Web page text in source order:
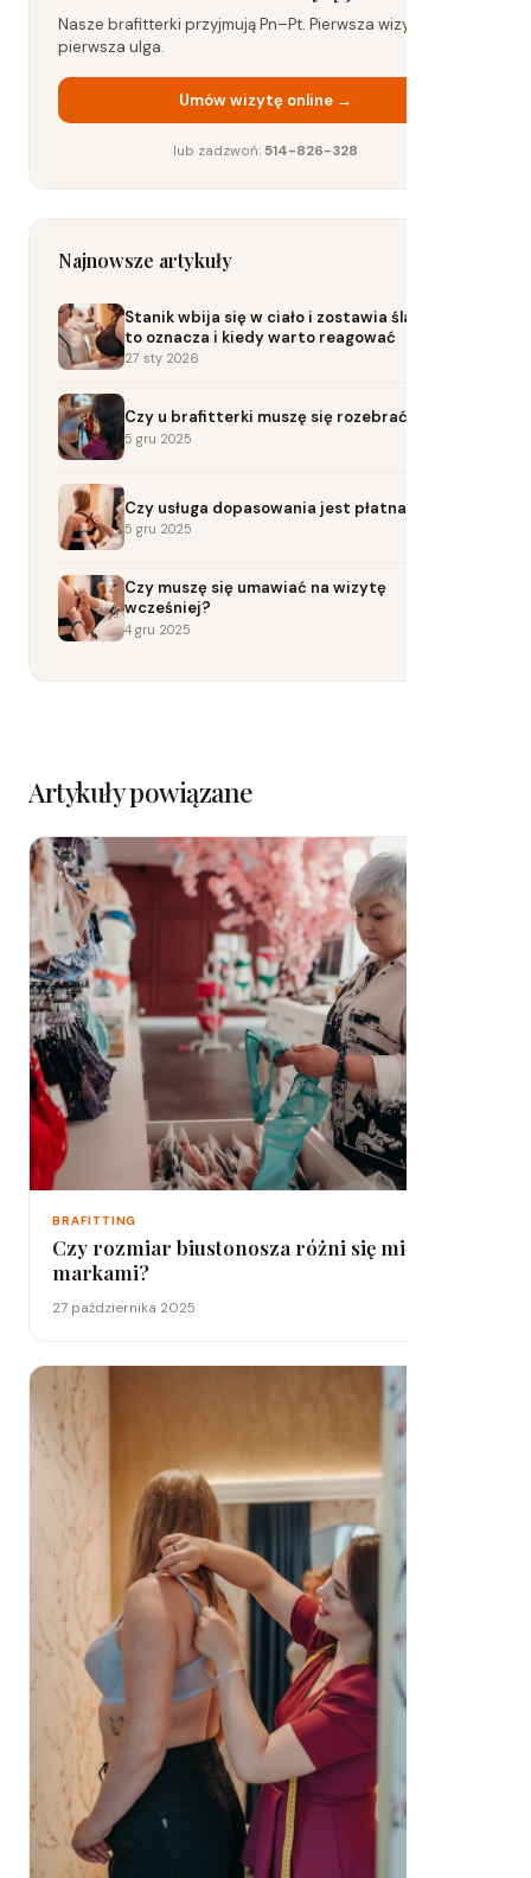
Nasze brafitterki przyjmują Pn–Pt. Pierwsza wizyta to już
pierwsza ulga.
Umów wizytę online →
lub zadzwoń: 514-826-328
Najnowsze artykuły
Stanik wbija się w ciało i zostawia ślady? Co
to oznacza i kiedy warto reagować
27 sty 2026
Czy u brafitterki muszę się rozebrać?
5 gru 2025
Czy usługa dopasowania jest płatna?
5 gru 2025
Czy muszę się umawiać na wizytę
wcześniej?
4 gru 2025
Artykuły powiązane
BRAFITTING
Czy rozmiar biustonosza różni się między
markami?
27 października 2025